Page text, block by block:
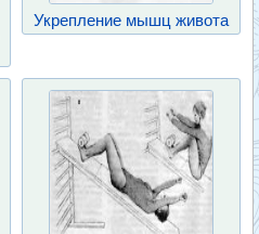
Укрепление мышц живота